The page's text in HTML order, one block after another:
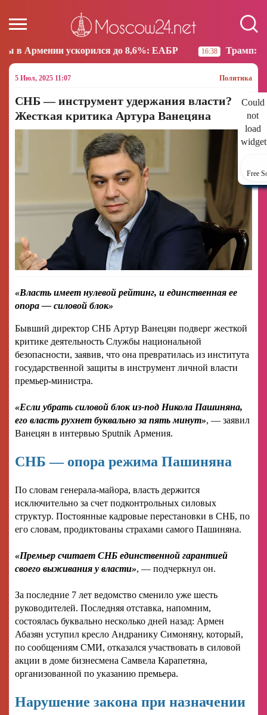
до 8,6%: ЕАБР 16:38 Трамп: США больше не
5 Июл, 2025 11:07 Политика
Could
not
load
Free
СНБ — инструмент удержания власти?
Жесткая критика Артура Ванецяна
«Власть имеет нулевой рейтинг, и единственная ее
опора — силовой блок»
Бывший директор СНБ Артур Ванецян подверг жесткой
критике деятельность Службы национальной
безопасности, заявив, что она превратилась из института
государственной защиты в инструмент личной власти
премьер-министра.
«Если убрать силовой блок из-под Никола Пашиняна,
его власть рухнет буквально за пять минут», — заявил
Ванецян в интервью Sputnik Армения.
СНБ — опора режима Пашиняна
По словам генерала-майора, власть держится
исключительно за счет подконтрольных силовых
структур. Постоянные кадровые перестановки в СНБ, по
его словам, продиктованы страхами самого Пашиняна.
«Премьер считает СНБ единственной гарантией
своего выживания у власти», — подчеркнул он.
За последние 7 лет ведомство сменило уже шесть
руководителей. Последняя отставка, напомним,
состоялась буквально несколько дней назад: Армен
Абазян уступил кресло Андранику Симоняну, который,
по сообщениям СМИ, отказался участвовать в силовой
акции в доме бизнесмена Самвела Карапетяна,
организованной по указанию премьера.
Нарушение закона при назначении